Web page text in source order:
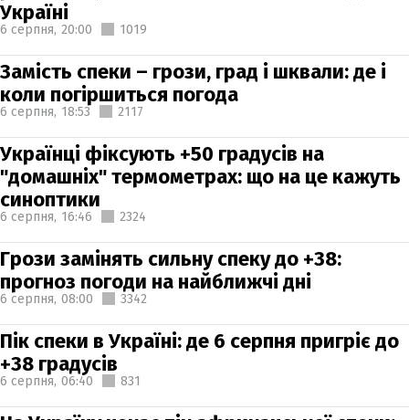
Україні
6 серпня, 20:00 1019
Замість спеки – грози, град і шквали: де і
коли погіршиться погода
6 серпня, 18:53 2117
Українці фіксують +50 градусів на
"домашніх" термометрах: що на це кажуть
синоптики
6 серпня, 16:46 2324
Грози замінять сильну спеку до +38:
прогноз погоди на найближчі дні
6 серпня, 08:00 3342
Пік спеки в Україні: де 6 серпня пригріє до
+38 градусів
6 серпня, 06:40 831